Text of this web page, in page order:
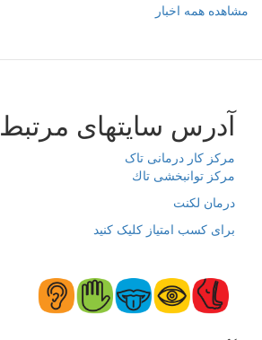
مشاهده همه اخبار
آدرس سایتهای مرتبط
مرکز کار درمانی تاک
مرکز توانبخشی تاك
درمان لکنت
برای کسب امتیاز کلیک کنید